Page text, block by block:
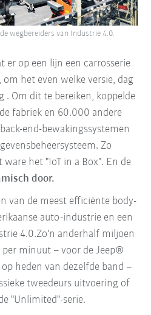
er op een lijn een carrosserie
het even welke versie, dag
. Om dit te bereiken, koppelde
fabriek en 60.000 andere
end-bewakingssystemen
Zo
het "IoT in a Box". En de
door.
van de meest efficiënte body-
auto-industrie en een
4.0.Zo'n anderhalf miljoen
per minuut – voor de Jeep®
heden van dezelfde band –
tweedeurs uitvoering of
"Unlimited"-serie.
wegbereiders van Industrie 4.0.